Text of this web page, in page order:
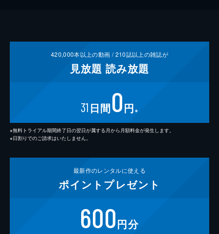
420,000本以上の動画 /210誌以上の雑誌が
見放題 読み放題
31 日間0円 ※
※無料トライアル期間終了日の翌日が属する月から月額料金が発生します。
※日割りでのご請求はいたしません。
最新作のレンタルに使える
ポイント プレゼント
600円分